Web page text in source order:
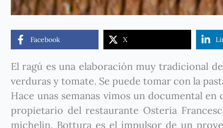
Facebook X
El ragú es una elaboración muy tradicional
verduras y tomate. Se puede tomar con la
Hace unas semanas vimos un documental
propietario del restaurante Osteria
michelin. Bottura es el impulsor de un